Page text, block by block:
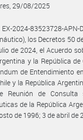
29/08/2025
2024-83523728-APN-
los Decretos 50
de 2024, el Acuerdo
y la República de
de Entendimiento
y la República
Reunión de Consulta
de la República
de 1996; 3 de abril de